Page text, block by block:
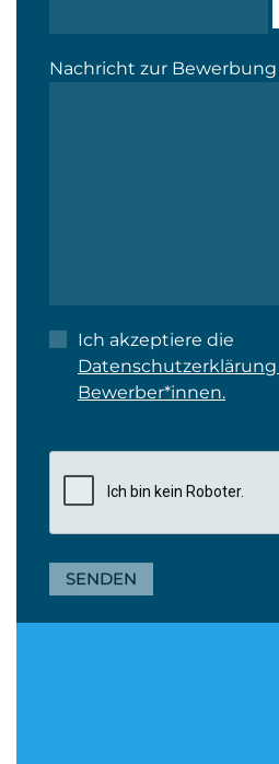
Nachricht zur Bewerbung
Ich akzeptiere die
Bewerber*innen.
SENDEN